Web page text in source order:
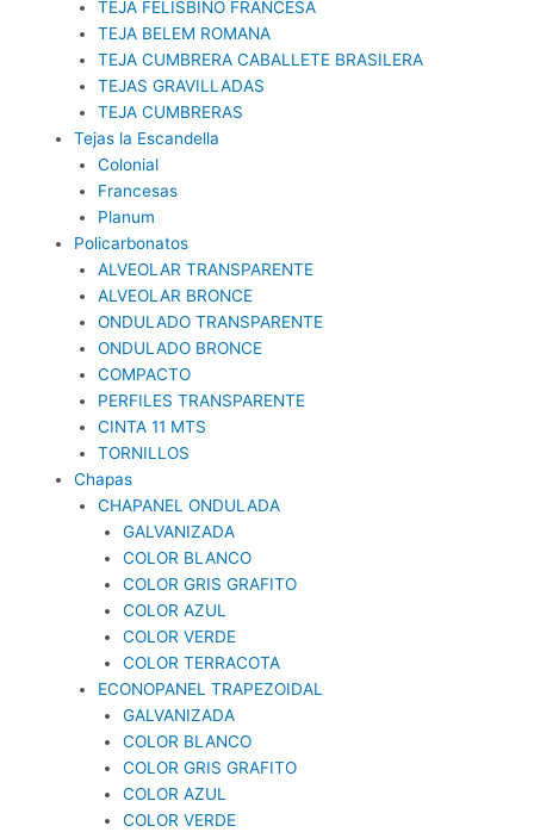
TEJA FELISBINO FRANCESA
TEJA BELEM ROMANA
TEJA CUMBRERA CABALLETE BRASILERA
TEJAS GRAVILLADAS
TEJA CUMBRERAS
Tejas la Escandella
Colonial
Francesas
Planum
Policarbonatos
ALVEOLAR TRANSPARENTE
ALVEOLAR BRONCE
ONDULADO TRANSPARENTE
ONDULADO BRONCE
COMPACTO
PERFILES TRANSPARENTE
CINTA 11 MTS
TORNILLOS
Chapas
CHAPANEL ONDULADA
GALVANIZADA
COLOR BLANCO
COLOR GRIS GRAFITO
COLOR AZUL
COLOR VERDE
COLOR TERRACOTA
ECONOPANEL TRAPEZOIDAL
GALVANIZADA
COLOR BLANCO
COLOR GRIS GRAFITO
COLOR AZUL
COLOR VERDE